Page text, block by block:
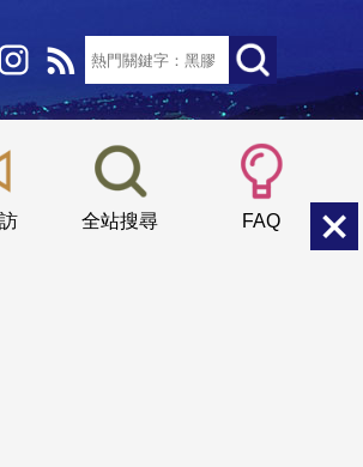
全站搜尋 FAQ
小 中